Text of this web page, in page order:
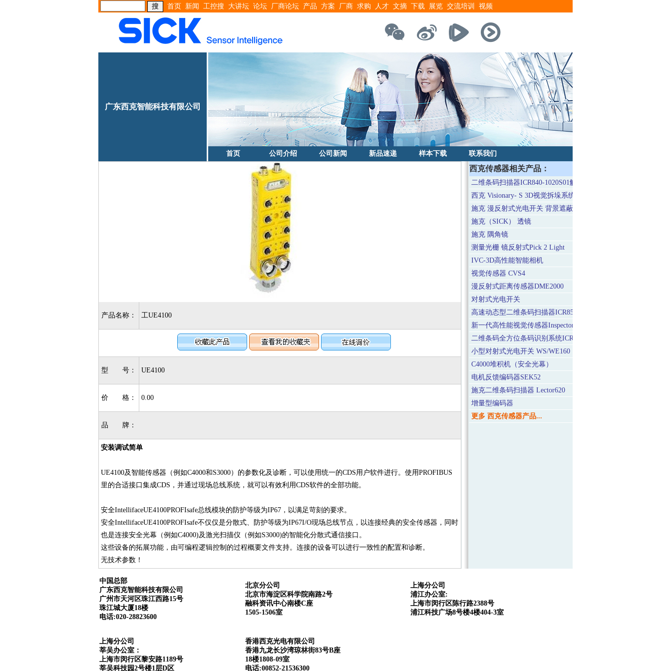
首页 新闻 工控搜 大讲坛 论坛 厂商论坛 产品 方案 厂商 求购 人才 文摘 下载 展览 交流培训 视频
广东西克智能科技有限公司
首页 公司介绍 公司新闻 新品速递 样本下载 联系我们
产品名称： 工UE4100
型 号： UE4100
价 格： 0.00
品 牌：
安装调试简单
UE4100及智能传感器（例如C4000和S3000）的参数化及诊断，可以使用统一的CDS用户软件进行。使用PROFIBUS
里的合适接口集成CDS，并通过现场总线系统，就可以有效利用CDS软件的全部功能。
安全IntellifaceUE4100PROFIsafe总线模块的防护等级为IP67，以满足苛刻的要求。
安全IntellifaceUE4100PROFIsafe不仅仅是分散式、防护等级为IP67I/O现场总线节点，以连接经典的安全传感器，同时
也是连接安全光幕（例如C4000)及激光扫描仪（例如S3000)的智能化分散式通信接口。
这些设备的拓展功能，由可编程逻辑控制的过程概要文件支持。连接的设备可以进行一致性的配置和诊断。
无技术参数！
西克传感器相关产品：
二维条码扫描器ICR840-1020S01解码能力强的静态/低速型
西克 Visionary- S 3D视觉拆垛系统
施克 漫反射式光电开关 背景遮蔽BGS VTB18
施克（SICK） 透镜
施克 隅角镜
测量光栅 镜反射式Pick 2 Light
IVC-3D高性能智能相机
视觉传感器 CVS4
漫反射式距离传感器DME2000
对射式光电开关
高速动态型二维条码扫描器ICR850-0020
新一代高性能视觉传感器Inspector I20
二维条码全方位条码识别系统ICR890
小型对射式光电开关 WS/WE160
C4000堆积机（安全光幕）
电机反馈编码器SEK52
施克二维条码扫描器 Lector620
增量型编码器
更多 西克传感器产品...
中国总部
广东西克智能科技有限公司
广州市天河区珠江西路15号
珠江城大厦18楼
电话:020-28823600
北京分公司
北京市海淀区科学院南路2号
融科资讯中心南楼C座
1505-1506室
上海分公司
浦江办公室:
上海市闵行区陈行路2388号
浦江科技广场8号楼4楼404-3室
上海分公司
莘吴办公室：
上海市闵行区黎安路1189号
莘吴科技园2号楼1层D区
香港西克光电有限公司
香港九龙长沙湾琼林街83号B座
18楼1808-09室
电话:00852-21536300